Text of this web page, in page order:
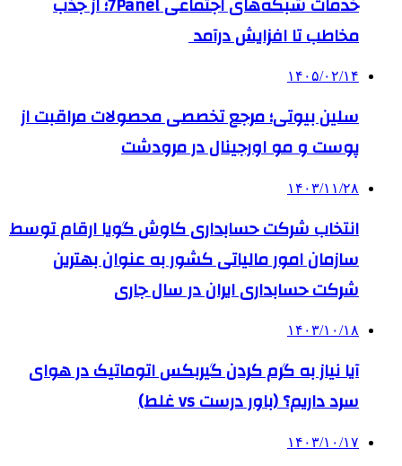
مخاطب تا افزایش درآمد
۱۴۰۵/۰۲/۱۴
سلین بیوتی؛ مرجع تخصصی محصولات مراقبت از
پوست و مو اورجینال در مرودشت
۱۴۰۳/۱۱/۲۸
انتخاب شرکت حسابداری کاوش گویا ارقام توسط
سازمان امور مالیاتی کشور به عنوان بهترین
شرکت حسابداری ایران در سال جاری
۱۴۰۳/۱۰/۱۸
آیا نیاز به گرم کردن گیربکس اتوماتیک در هوای
سرد داریم؟ (باور درست vs غلط)
۱۴۰۳/۱۰/۱۷